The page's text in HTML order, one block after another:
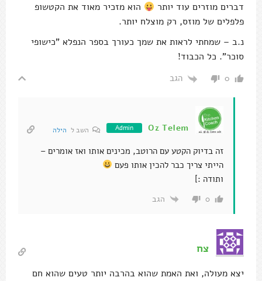
דברים מוזרים עוד יותר
הוא מזכיר מאוד את הקטשופ
פלפלים של מוזס, רק מוצלח יותר.
נ.ב – שמחתי לראות את שמך כעורך בספר הנפלא "כישופי
סוכר". כל הכבוד!
0 הגב
Oz Telem
Admin השב ל הילה
זה בדיוק הקטע עם הרוטב, מכינים אותו ואז אומרים –
הייתי צריך כבר להכין אותו פעם
ותודה :]
0 הגב
צח
יצא מעולה, ואת האמת שהוא בהרבה יותר טעים שהוא חם